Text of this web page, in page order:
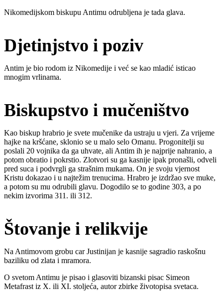
Nikomedijskom biskupu Antimu odrubljena je tada glava.
Djetinjstvo i poziv
Antim je bio rodom iz Nikomedije i već se kao mladić isticao
mnogim vrlinama.
Biskupstvo i mučeništvo
Kao biskup hrabrio je svete mučenike da ustraju u vjeri. Za vrijeme
hajke na kršćane, sklonio se u malo selo Omanu. Progonitelji su
poslali 20 vojnika da ga uhvate, ali Antim ih je najprije nahranio, a
potom obratio i pokrstio. Zlotvori su ga kasnije ipak pronašli, odveli
pred suca i podvrgli ga strašnim mukama. On je svoju vjernost
Kristu dokazao i u najtežim trenucima. Hrabro je izdržao sve muke,
a potom su mu odrubili glavu. Dogodilo se to godine 303, a po
nekim izvorima 311. ili 312.
Štovanje i relikvije
Na Antimovom grobu car Justinijan je kasnije sagradio raskošnu
baziliku od zlata i mramora.
O svetom Antimu je pisao i glasoviti bizanski pisac Simeon
Metafrast iz X. ili XI. stoljeća, autor zbirke životopisa svetaca.